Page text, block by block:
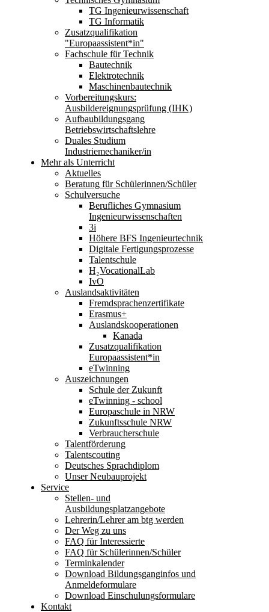
TG Ingenieurwissenschaft
TG Informatik
Zusatzqualifikation
"Europaassistent*in"
Fachschule für Technik
Bautechnik
Elektrotechnik
Maschinenbautechnik
Vorbereitungskurs:
Ausbildereignungsprüfung (IHK)
Aufbaubildungsgang
Betriebswirtschaftslehre
Duales Studium
Industriemechaniker/in
Mehr als Unterricht
Aktuelles
Beratung für Schülerinnen/Schüler
Schulversuche
Berufliches Gymnasium
Ingenieurwissenschaften
3i
Höhere BFS Ingenieurtechnik
Digitale Fertigungsprozesse
Talentschule
H₂VocationalLab
IvO
Auslandsaktivitäten
Fremdsprachenzertifikate
Erasmus+
Auslandskooperationen
Kanada
Zusatzqualifikation
Europaassistent*in
eTwinning
Auszeichnungen
Schule der Zukunft
eTwinning - school
Europaschule in NRW
Zukunftsschule NRW
Verbraucherschule
Talentförderung
Talentscouting
Deutsches Sprachdiplom
Unser Neubauprojekt
Service
Stellen- und
Ausbildungsplatzangebote
Lehrerin/Lehrer am btg werden
Der Weg zu uns
FAQ für Interessierte
FAQ für Schülerinnen/Schüler
Terminkalender
Download Bildungsganginfos und
Anmeldeformulare
Download Einschulungsformulare
Kontakt